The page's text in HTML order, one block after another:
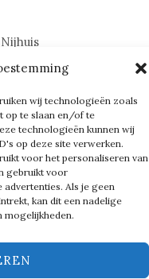
wij technologieën zoals
op te slaan en/of te
technologieën kunnen wij
op deze site verwerken.
voor het personaliseren van
gebruikt voor
Als je geen
kan dit een nadelige
mogelijkheden.